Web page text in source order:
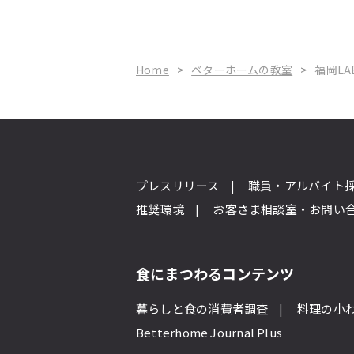
Home > ベターホームの教室 > 福岡
プレスリリース
職員・アルバイト
推奨環境
お客さま相談室・お問い
食にまつわるコンテンツ
暮らしと食の消費者調査
料理の小
Betterhome Journal Plus